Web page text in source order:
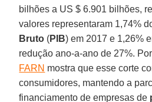
bilhões a US $ 6.901 bilhões,
valores representaram 1,74%
Bruto (PIB) em 2017 e 1,26%
redução ano-a-ano de 27%.
FARN mostra que esse corte
consumidores, mantendo a
financiamento de empresas de